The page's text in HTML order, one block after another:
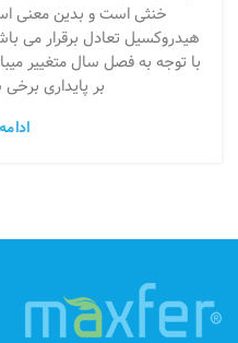
خنثی است و بدین معنی
هیدروکسیل تعادل برقرار می
با توجه به فصل سال متغییر
بر پایداری